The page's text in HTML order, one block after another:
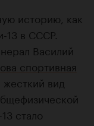
историю, как
13 в СССР.
Василий
спортивная
жесткий вид
стало